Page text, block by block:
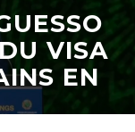
VISA
EN